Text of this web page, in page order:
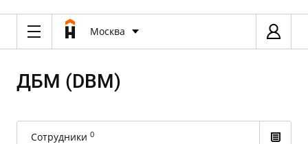
Москва
ДБМ (DBM)
Сотрудники 0